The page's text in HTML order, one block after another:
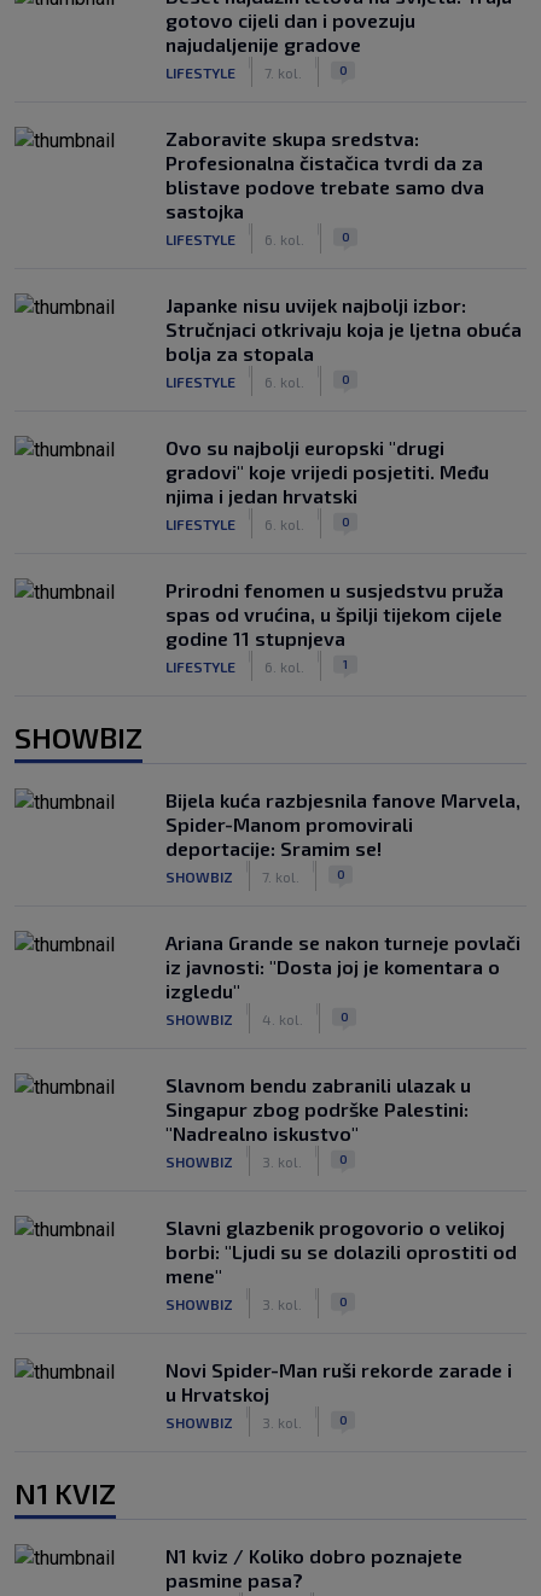
gotovo cijeli dan i povezuju
najudaljenije gradove
LIFESTYLE 7. kol. 0
Zaboravite skupa sredstva:
Profesionalna čistačica tvrdi da za
blistave podove trebate samo dva
sastojka
LIFESTYLE 6. kol. 0
Japanke nisu uvijek najbolji izbor:
Stručnjaci otkrivaju koja je ljetna obuća
bolja za stopala
LIFESTYLE 6. kol. 0
Ovo su najbolji europski "drugi
gradovi" koje vrijedi posjetiti. Među
njima i jedan hrvatski
LIFESTYLE 6. kol. 0
Prirodni fenomen u susjedstvu pruža
spas od vrućina, u špilji tijekom cijele
godine 11 stupnjeva
LIFESTYLE 6. kol. 1
SHOWBIZ
Bijela kuća razbjesnila fanove Marvela,
Spider-Manom promovirali
deportacije: Sramim se!
SHOWBIZ 7. kol. 0
Ariana Grande se nakon turneje povlači
iz javnosti: "Dosta joj je komentara o
izgledu"
SHOWBIZ 4. kol. 0
Slavnom bendu zabranili ulazak u
Singapur zbog podrške Palestini:
"Nadrealno iskustvo"
SHOWBIZ 3. kol. 0
Slavni glazbenik progovorio o velikoj
borbi: "Ljudi su se dolazili oprostiti od
mene"
SHOWBIZ 3. kol. 0
Novi Spider-Man ruši rekorde zarade i
u Hrvatskoj
SHOWBIZ 3. kol. 0
N1 KVIZ
N1 kviz / Koliko dobro poznajete
pasmine pasa?